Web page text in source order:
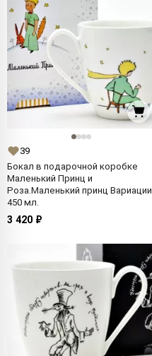
39
Бокал в подарочной коробке
Маленький Принц и
Роза.Маленький принц Вариации
450 мл.
3 420 ₽